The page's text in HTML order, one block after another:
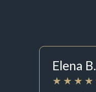
Elena B.